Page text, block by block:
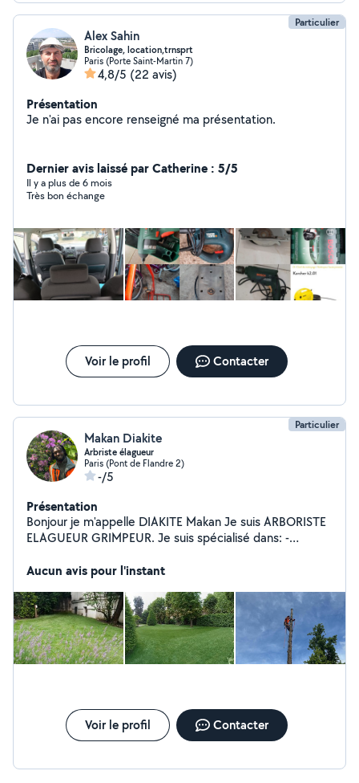
Particulier
Alex Sahin
Bricolage, location,trnsprt
Paris (Porte Saint-Martin 7)
4,8/5 (22 avis)
Présentation
Je n'ai pas encore renseigné ma présentation.
Dernier avis laissé par Catherine : 5/5
Il y a plus de 6 mois
Très bon échange
Voir le profil Contacter
Particulier
Makan Diakite
Arbriste élagueur
Paris (Pont de Flandre 2)
-/5
Présentation
Bonjour je m'appelle DIAKITE Makan Je suis ARBORISTE
ELAGUEUR GRIMPEUR. Je suis spécialisé dans: -
Démontage et abattage... Je suis aussi jardinier
de gazon) _Entretien de jardin _Taille de haie
_Dessouchage.. _Arrachage de tout types de plantes Je
réalise un travail de qualité exécuté dans les règles de
l'art Et je garantis à mes clients, le meilleur rapport
qualité et prix du marché.
Aucun avis pour l'instant
Voir le profil Contacter